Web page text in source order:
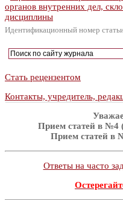
органов внутренних дел,
дисциплины
Идентификационный номер
Стать рецензентом
Контакты, учредитель,
Прием статей в №4
Прием статей в
Ответы на часто